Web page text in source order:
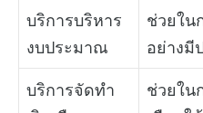
บริการบริหาร
งบประมาณ
ช่วยใน
อย่างมี
บริการจัดทำ
ช่วยใน